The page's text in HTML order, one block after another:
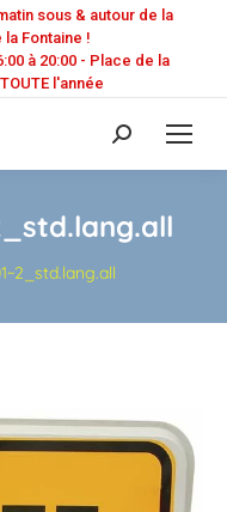
sous & autour de la
Fontaine !
à 20:00 - Place de la
l'année
Recherche
: